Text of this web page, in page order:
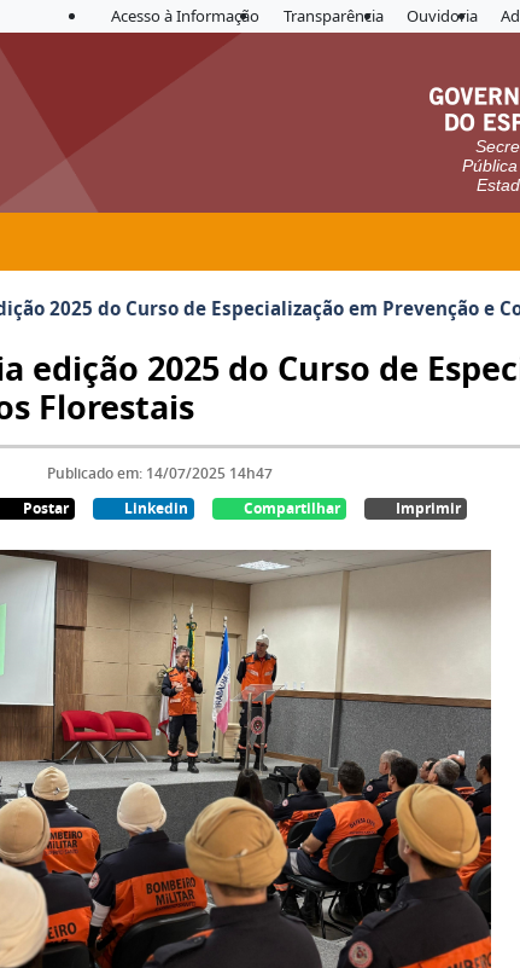
Acesso à Informação Transparência Ouvidoria
2025 do Curso de Especialização em Prevenção e
2025 do Curso de
Florestais
Publicado em: 14/07/2025 14h47
Postar Linkedin Compartilhar Imprimir